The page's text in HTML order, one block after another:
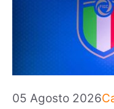
05 Agosto 2026